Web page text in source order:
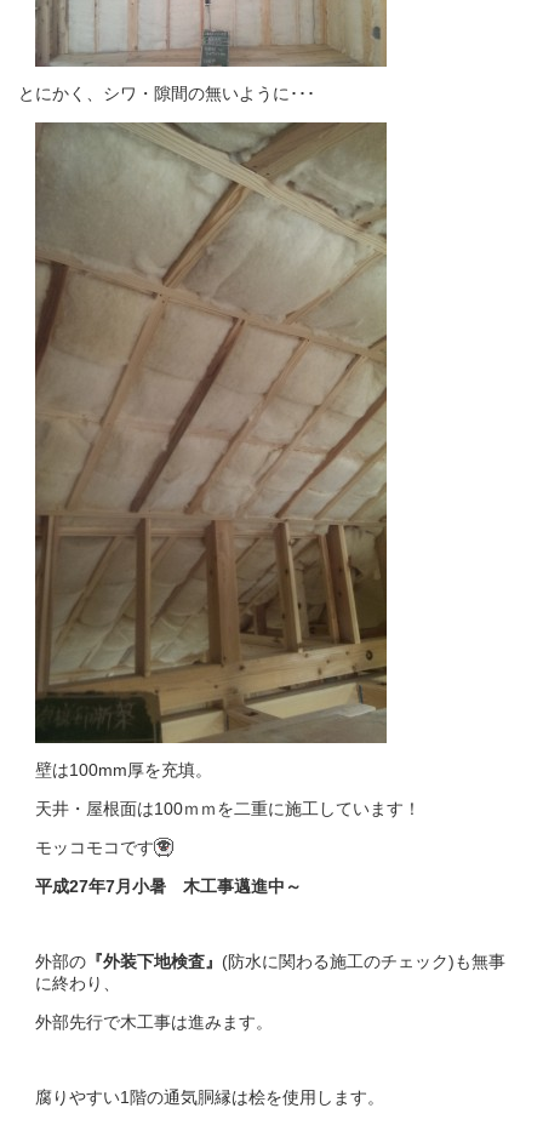
とにかく、シワ・隙間の無いように･･･
壁は100mm厚を充填。
天井・屋根面は100ｍｍを二重に施工しています！
モッコモコです
平成27年7月小暑 木工事邁進中～
外部の 『外装下地検査』 (防水に関わる施工のチェック)も無事
に終わり、
外部先行で木工事は進みます。
腐りやすい1階の通気胴縁は桧を使用します。